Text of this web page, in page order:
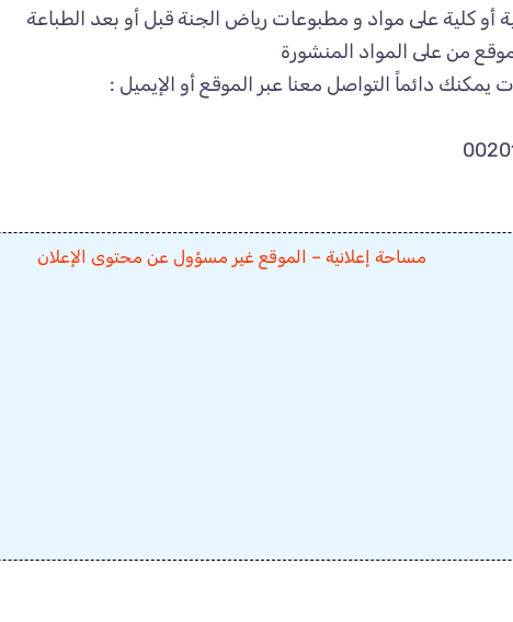
أو كلية على مواد و مطبوعات رياض الجنة قبل أو بعد الطباعة
من على المواد المنشورة
دائماً التواصل معنا عبر الموقع أو الإيميل :
مساحة إعلانية – الموقع غير مسؤول عن محتوى الإعلان